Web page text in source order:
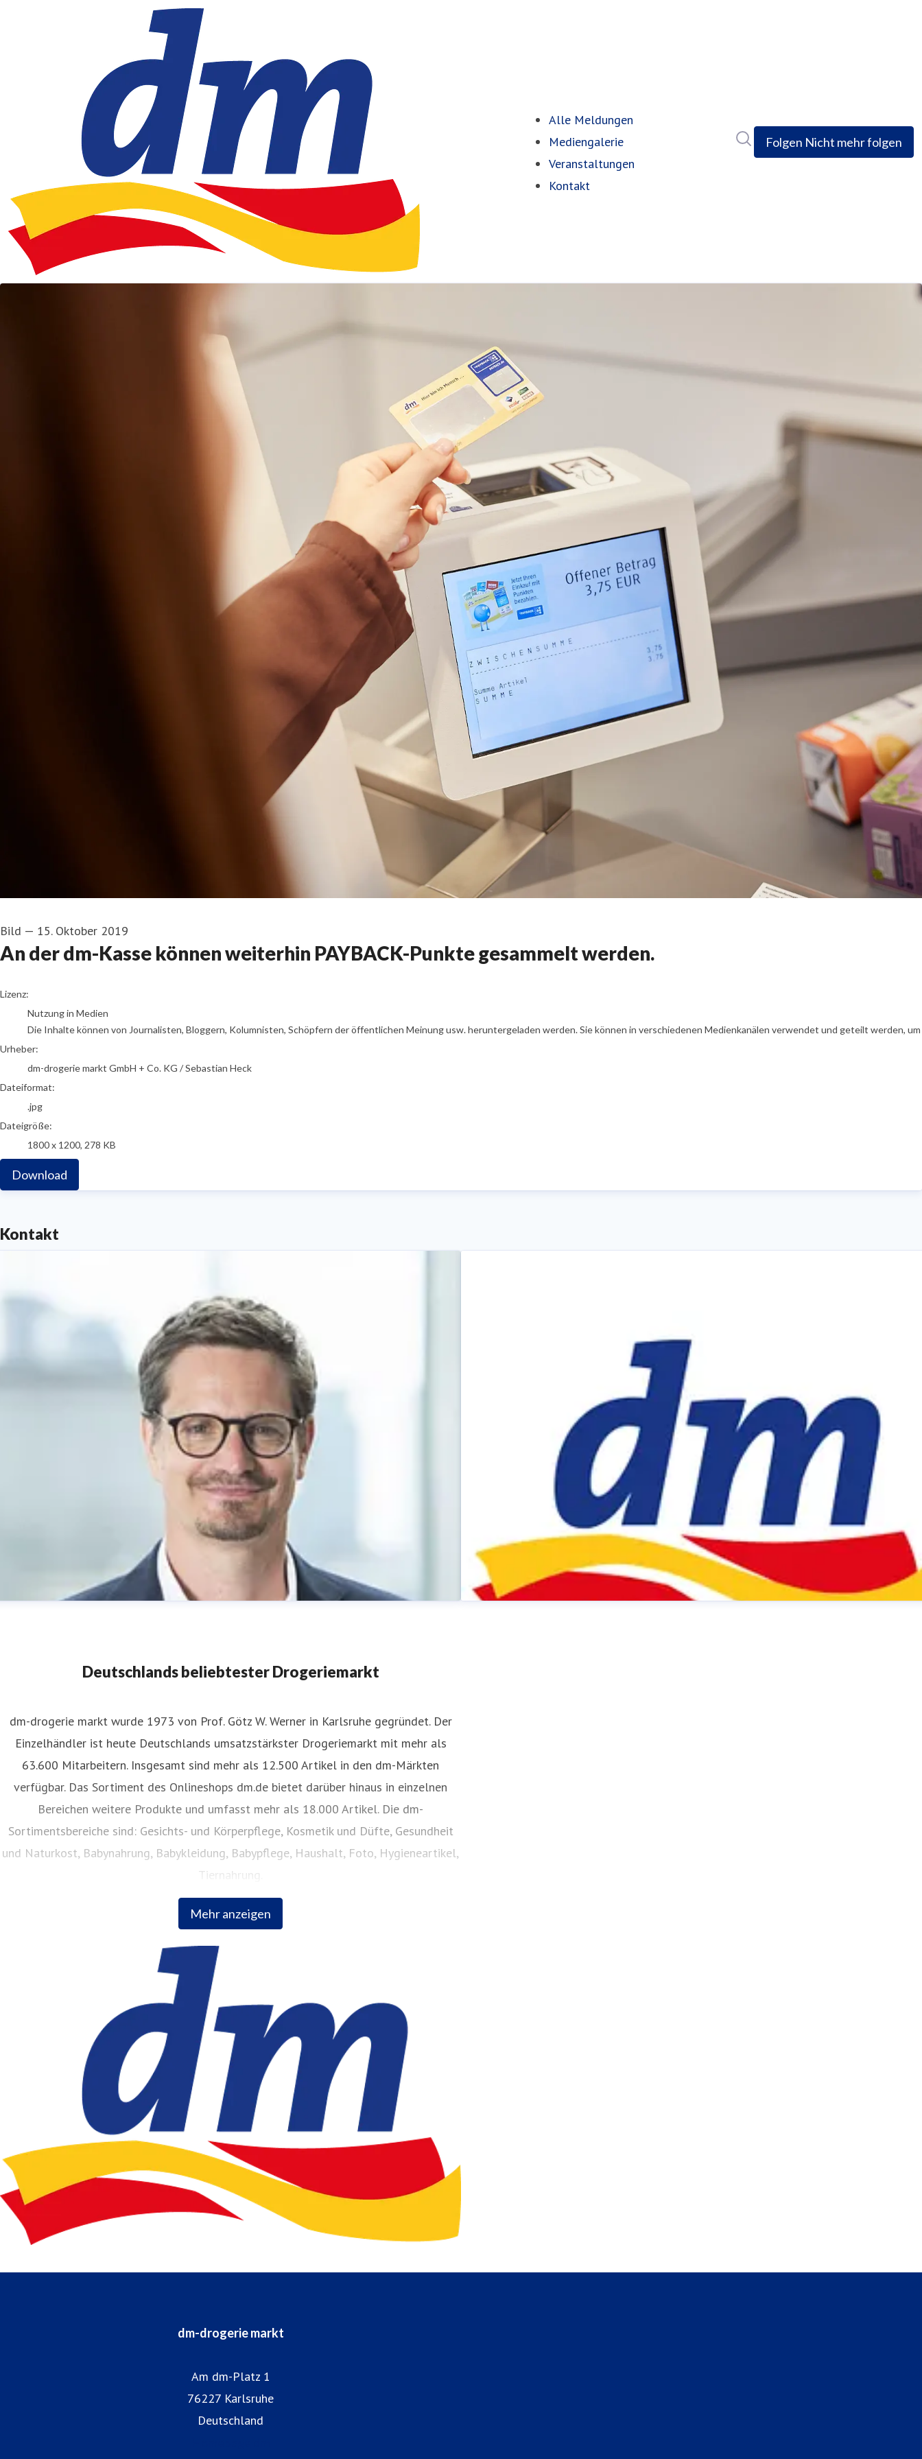
Alle Meldungen
Mediengalerie
Veranstaltungen
Kontakt
Folgen Nicht mehr folgen
Bild — 15. Oktober 2019
An der dm-Kasse können weiterhin PAYBACK-Punkte gesammelt werden.
dm-drogerie markt GmbH + Co. KG / Sebastian Heck
Lizenz:
Nutzung in Medien
Die Inhalte können von Journalisten, Bloggern, Kolumnisten, Schöpfern der öffentlichen Meinung usw. heruntergeladen werden. Sie können in verschiedenen Medienkanälen verwendet und geteilt
Urheber:
dm-drogerie markt GmbH + Co. KG / Sebastian Heck
Dateiformat:
.jpg
Dateigröße:
1800 x 1200, 278 KB
Download
Kontakt
Pressesprecher presse@dm.de
Deutschlands beliebtester Drogeriemarkt
Mehr anzeigen
dm-drogerie markt wurde 1973 von Prof. Götz W. Werner in Karlsruhe gegründet. Der
Einzelhändler ist heute Deutschlands umsatzstärkster Drogeriemarkt mit mehr als
63.600 Mitarbeitern. Insgesamt sind mehr als 12.500 Artikel in den dm-Märkten
verfügbar. Das Sortiment des Onlineshops dm.de bietet darüber hinaus in einzelnen
Bereichen weitere Produkte und umfasst mehr als 18.000 Artikel. Die dm-
Sortimentsbereiche sind: Gesichts- und Körperpflege, Kosmetik und Düfte, Gesundheit
und Naturkost, Babynahrung, Babykleidung, Babypflege, Haushalt, Foto, Hygieneartikel,
Tiernahrung.
dm-drogerie markt
Am dm-Platz 1
76227 Karlsruhe
Deutschland